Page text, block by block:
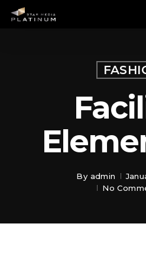
By admin
No